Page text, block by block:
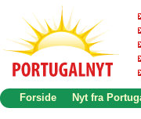
Forside Nyt fra